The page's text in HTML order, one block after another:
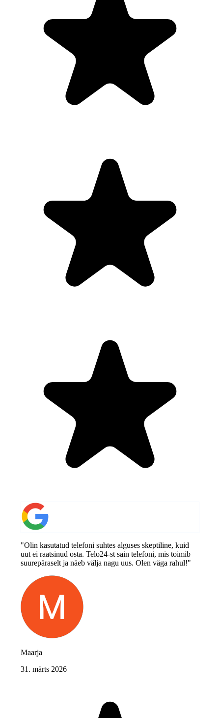
"Olin kasutatud telefoni suhtes alguses skeptiline, kuid
uut ei raatsinud osta. Telo24-st sain telefoni, mis toimib
suurepäraselt ja näeb välja nagu uus. Olen väga rahul!"
Maarja
31. märts 2026